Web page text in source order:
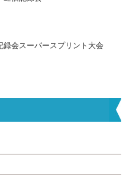
録会スーパースプリント大会